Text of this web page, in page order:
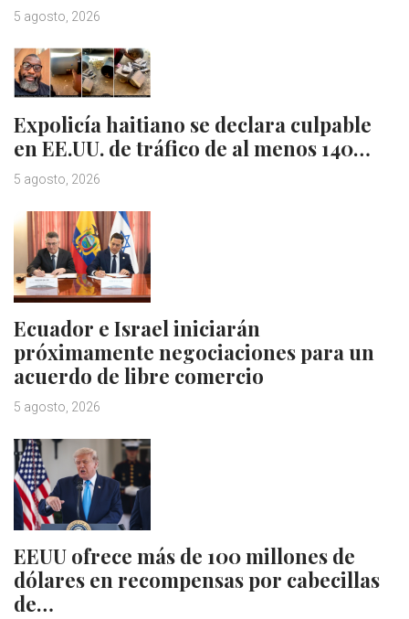
5 agosto, 2026
Expolicía haitiano se declara culpable
en EE.UU. de tráfico de al menos 140…
5 agosto, 2026
Ecuador e Israel iniciarán
próximamente negociaciones para un
acuerdo de libre comercio
5 agosto, 2026
EEUU ofrece más de 100 millones de
dólares en recompensas por cabecillas
de…